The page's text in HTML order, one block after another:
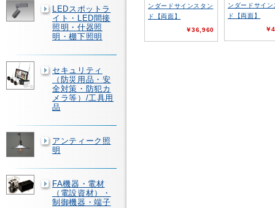
LEDスポットラ
イト・LED間接
照明・什器照
明・棚下照明
セキュリティ
（防災用品・安
全対策・防犯カ
メラ等）/工具用
品
アンティーク照
明
FA機器・電材
（電設資材）・
制御機器・端子
ンダードサインスタン
ド【両面】
￥36,960
ンダードサイン
ド【両面】
￥